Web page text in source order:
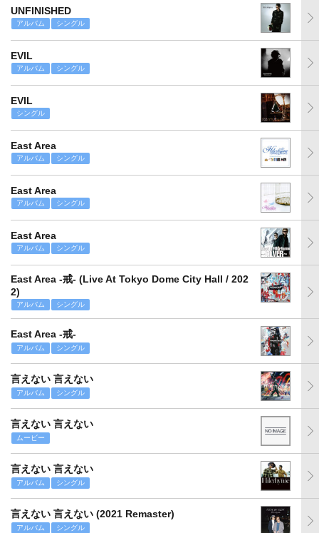
UNFINISHED
アルバム シングル
EVIL
アルバム シングル
EVIL
シングル
East Area
アルバム シングル
East Area
アルバム シングル
East Area
アルバム シングル
East Area -戒- (Live At Tokyo Dome City Hall / 202
2)
アルバム シングル
East Area -戒-
アルバム シングル
言えない 言えない
アルバム シングル
言えない 言えない
ムービー
言えない 言えない
アルバム シングル
言えない 言えない (2021 Remaster)
アルバム シングル